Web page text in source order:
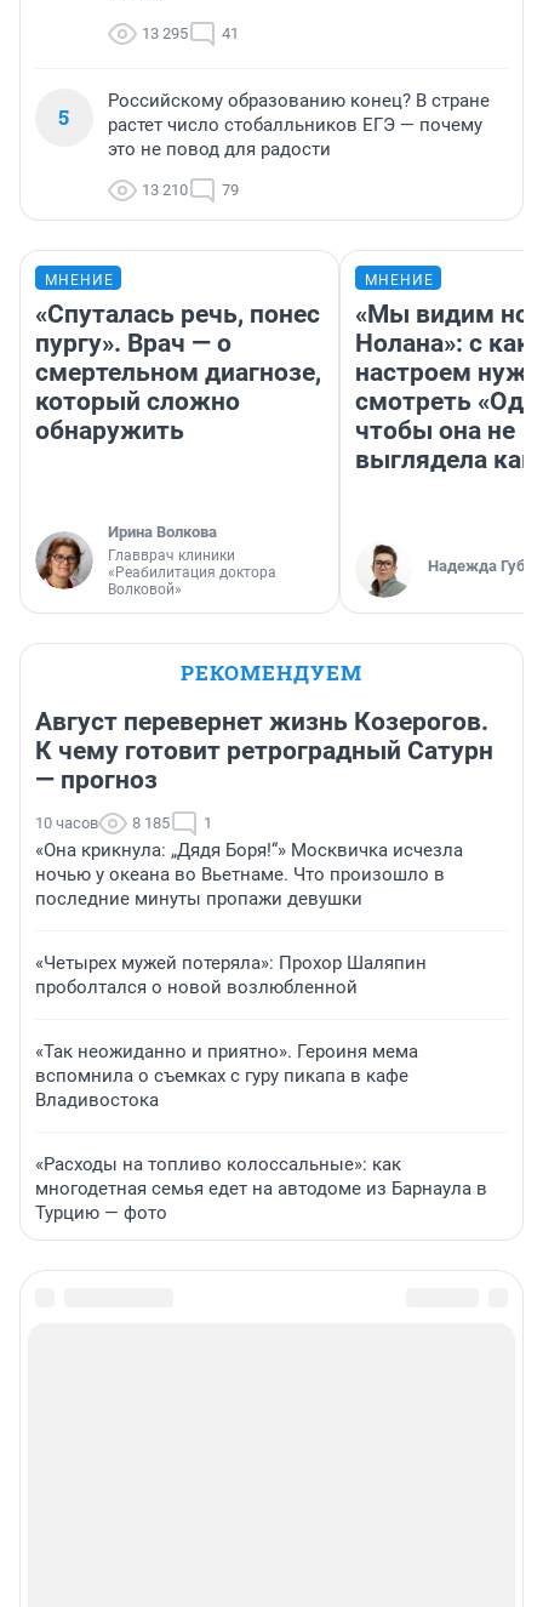
13 295 41
5
Российскому образованию конец? В стране
растет число стобалльников ЕГЭ — почему
это не повод для радости
13 210 79
МНЕНИЕ
«Спуталась речь, понес
пургу». Врач — о
смертельном диагнозе,
который сложно
обнаружить
Ирина Волкова
Главврач клиники
«Реабилитация доктора
Волковой»
МНЕНИЕ
«Мы видим
Нолана»: с
настроем
смотреть
чтобы она не
выглядела как
Надежда
РЕКОМЕНДУЕМ
Август перевернет жизнь Козерогов.
К чему готовит ретроградный Сатурн
— прогноз
10 часов 8 185 1
«Она крикнула: „Дядя Боря!“» Москвичка исчезла
ночью у океана во Вьетнаме. Что произошло в
последние минуты пропажи девушки
«Четырех мужей потеряла»: Прохор Шаляпин
проболтался о новой возлюбленной
«Так неожиданно и приятно». Героиня мема
вспомнила о съемках с гуру пикапа в кафе
Владивостока
«Расходы на топливо колоссальные»: как
многодетная семья едет на автодоме из Барнаула в
Турцию — фото